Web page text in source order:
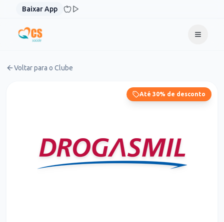
Pular para o conteúdo
Baixar App
Voltar para o Clube
Até 30% de desconto